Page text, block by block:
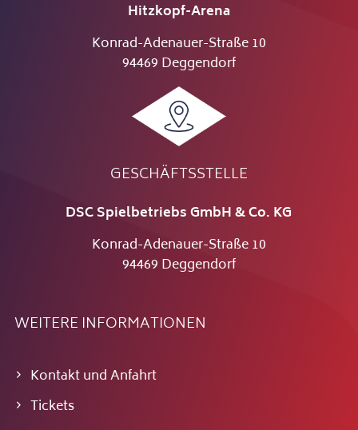
Hitzkopf-Arena
Konrad-Adenauer-Straße 10
94469 Deggendorf
GESCHÄFTSSTELLE
DSC Spielbetriebs GmbH & Co. KG
Konrad-Adenauer-Straße 10
94469 Deggendorf
WEITERE INFORMATIONEN
Kontakt und Anfahrt
Tickets